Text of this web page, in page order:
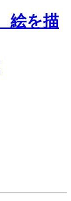
絵を描